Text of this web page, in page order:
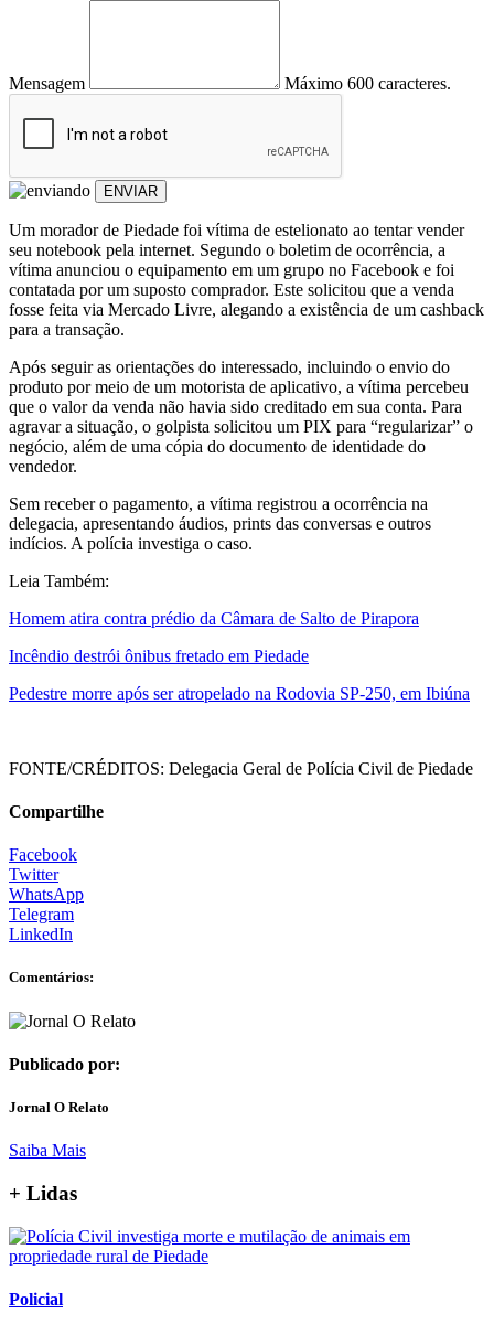
Mensagem Máximo 600 caracteres.
ENVIAR
Um morador de Piedade foi vítima de estelionato ao tentar vender
seu notebook pela internet. Segundo o boletim de ocorrência, a
vítima anunciou o equipamento em um grupo no Facebook e foi
contatada por um suposto comprador. Este solicitou que a venda
fosse feita via Mercado Livre, alegando a existência de um cashback
para a transação.
Após seguir as orientações do interessado, incluindo o envio do
produto por meio de um motorista de aplicativo, a vítima percebeu
que o valor da venda não havia sido creditado em sua conta. Para
agravar a situação, o golpista solicitou um PIX para “regularizar” o
negócio, além de uma cópia do documento de identidade do
vendedor.
Sem receber o pagamento, a vítima registrou a ocorrência na
delegacia, apresentando áudios, prints das conversas e outros
indícios. A polícia investiga o caso.
Leia Também:
Homem atira contra prédio da Câmara de Salto de Pirapora
Incêndio destrói ônibus fretado em Piedade
Pedestre morre após ser atropelado na Rodovia SP-250, em Ibiúna
FONTE/CRÉDITOS: Delegacia Geral de Polícia Civil de Piedade
Compartilhe
Facebook
Twitter
WhatsApp
Telegram
LinkedIn
Comentários:
Publicado por:
Jornal O Relato
Saiba Mais
+ Lidas
Policial